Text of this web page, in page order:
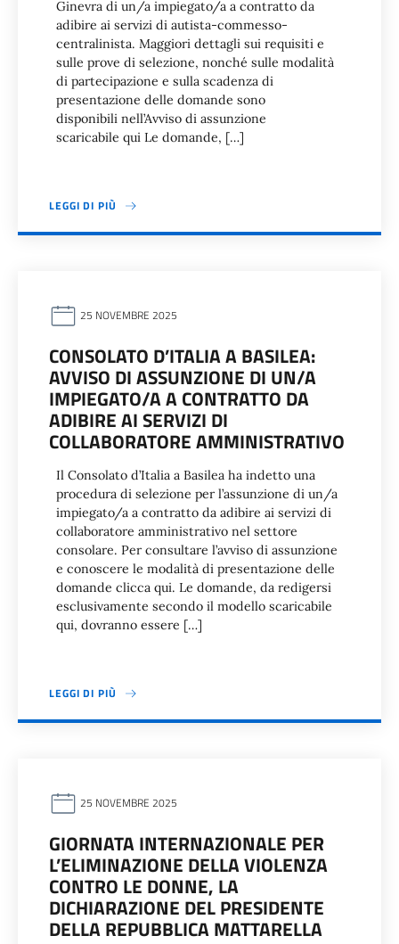
Ginevra di un/a impiegato/a a contratto da
adibire ai servizi di autista-commesso-
centralinista. Maggiori dettagli sui requisiti e
sulle prove di selezione, nonché sulle modalità
di partecipazione e sulla scadenza di
presentazione delle domande sono
disponibili nell’Avviso di assunzione
scaricabile qui Le domande, […]
LEGGI DI PIÙ
25 NOVEMBRE 2025
CONSOLATO D’ITALIA A BASILEA:
AVVISO DI ASSUNZIONE DI UN/A
IMPIEGATO/A A CONTRATTO DA
ADIBIRE AI SERVIZI DI
COLLABORATORE AMMINISTRATIVO
Il Consolato d’Italia a Basilea ha indetto una
procedura di selezione per l’assunzione di un/a
impiegato/a a contratto da adibire ai servizi di
collaboratore amministrativo nel settore
consolare. Per consultare l’avviso di assunzione
e conoscere le modalità di presentazione delle
domande clicca qui. Le domande, da redigersi
esclusivamente secondo il modello scaricabile
qui, dovranno essere […]
LEGGI DI PIÙ
25 NOVEMBRE 2025
GIORNATA INTERNAZIONALE PER
L’ELIMINAZIONE DELLA VIOLENZA
CONTRO LE DONNE, LA
DICHIARAZIONE DEL PRESIDENTE
DELLA REPUBBLICA MATTARELLA